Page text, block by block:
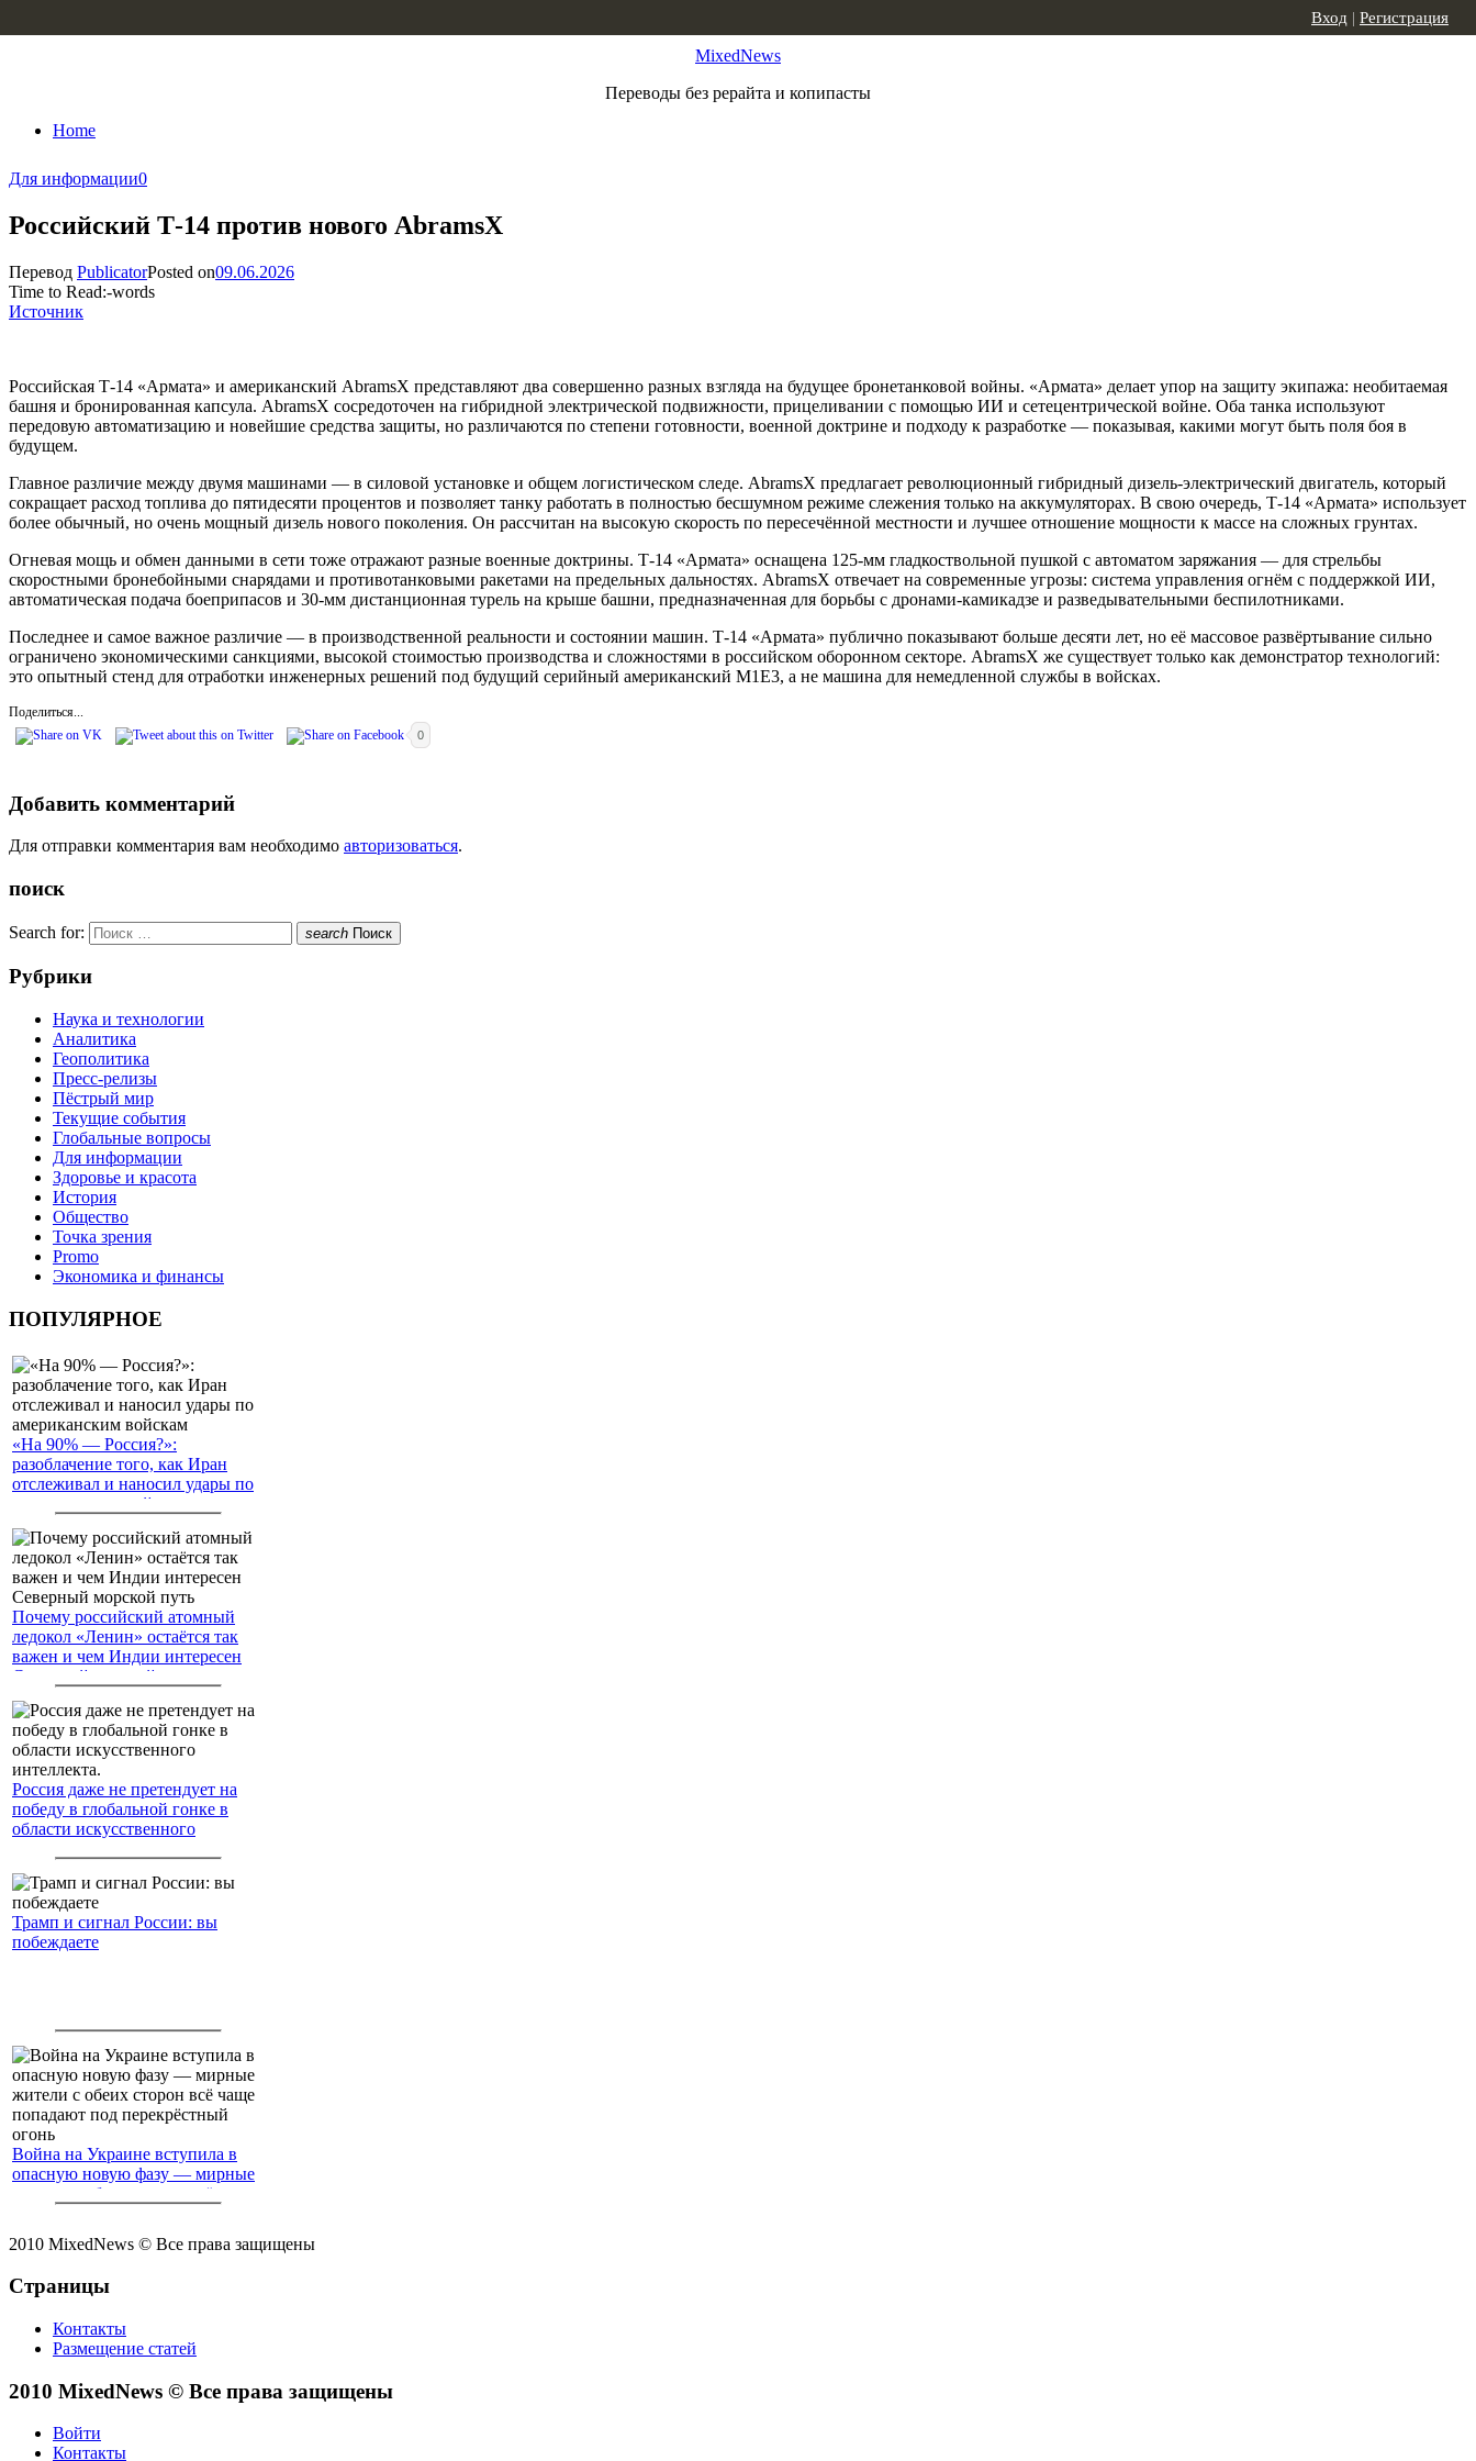
MixedNews
Переводы без рерайта и копипасты
Home
Вход | Регистрация
Для информации0
Российский Т-14 против нового AbramsX
Перевод PublicatorPosted on09.06.2026
Time to Read:-words
Источник
Российская Т-14 «Армата» и американский AbramsX представляют два совершенно разных взгляда на будущее бронетанковой войны. «Армата» делает упор на защиту экипажа: необитаемая
башня и бронированная капсула. AbramsX сосредоточен на гибридной электрической подвижности, прицеливании с помощью ИИ и сетецентрической войне. Оба танка используют
передовую автоматизацию и новейшие средства защиты, но различаются по степени готовности, военной доктрине и подходу к разработке — показывая, какими могут быть поля боя в
будущем.
Главное различие между двумя машинами — в силовой установке и общем логистическом следе. AbramsX предлагает революционный гибридный дизель-электрический двигатель, который
сокращает расход топлива до пятидесяти процентов и позволяет танку работать в полностью бесшумном режиме слежения только на аккумуляторах. В свою очередь, Т-14 «Армата» использует
более обычный, но очень мощный дизель нового поколения. Он рассчитан на высокую скорость по пересечённой местности и лучшее отношение мощности к массе на сложных грунтах.
Огневая мощь и обмен данными в сети тоже отражают разные военные доктрины. Т-14 «Армата» оснащена 125-мм гладкоствольной пушкой с автоматом заряжания — для стрельбы
скоростными бронебойными снарядами и противотанковыми ракетами на предельных дальностях. AbramsX отвечает на современные угрозы: система управления огнём с поддержкой ИИ,
автоматическая подача боеприпасов и 30-мм дистанционная турель на крыше башни, предназначенная для борьбы с дронами-камикадзе и разведывательными беспилотниками.
Последнее и самое важное различие — в производственной реальности и состоянии машин. Т-14 «Армата» публично показывают больше десяти лет, но её массовое развёртывание сильно
ограничено экономическими санкциями, высокой стоимостью производства и сложностями в российском оборонном секторе. AbramsX же существует только как демонстратор технологий:
это опытный стенд для отработки инженерных решений под будущий серийный американский M1E3, а не машина для немедленной службы в войсках.
Поделиться...
0
Добавить комментарий
Для отправки комментария вам необходимо авторизоваться.
поиск
Search for: search Поиск
Рубрики
Наука и технологии
Аналитика
Геополитика
Пресс-релизы
Пёстрый мир
Текущие события
Глобальные вопросы
Для информации
Здоровье и красота
История
Общество
Точка зрения
Promo
Экономика и финансы
ПОПУЛЯРНОЕ
«На 90% — Россия?»:
разоблачение того, как Иран
отслеживал и наносил удары по
американским войскам
Почему российский атомный
ледокол «Ленин» остаётся так
важен и чем Индии интересен
Северный морской путь
Россия даже не претендует на
победу в глобальной гонке в
области искусственного
Трамп и сигнал России: вы
побеждаете
Война на Украине вступила в
опасную новую фазу — мирные
жители с обеих сторон всё чаще
2010 MixedNews © Все права защищены
Страницы
Контакты
Размещение статей
2010 MixedNews © Все права защищены
Войти
Контакты